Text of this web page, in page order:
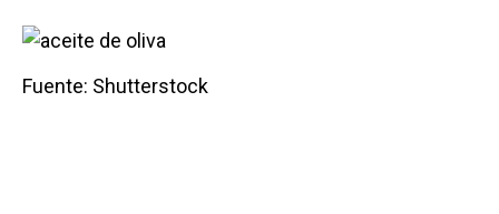
Fuente: Shutterstock